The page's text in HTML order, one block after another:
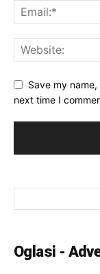
Save my
next time I
Oglasi -